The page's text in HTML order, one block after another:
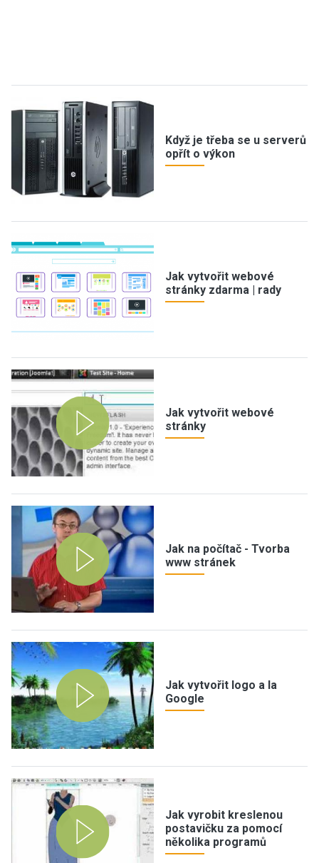
Když je třeba se u serverů
opřít o výkon
Jak vytvořit webové
stránky zdarma | rady
Jak vytvořit webové
stránky
Jak na počítač - Tvorba
www stránek
Jak vytvořit logo a la
Google
Jak vyrobit kreslenou
postavičku za pomocí
několika programů